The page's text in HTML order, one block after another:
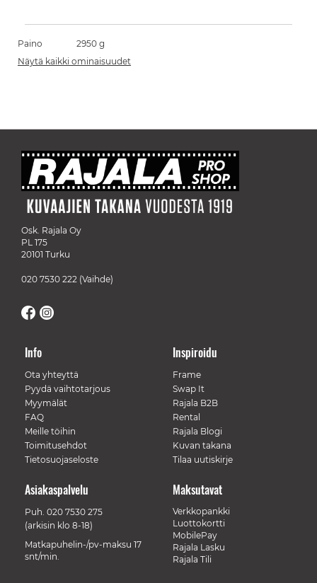
Paino
2950 g
Näytä kaikki ominaisuudet
Osk. Rajala Oy
PL 175
20101 Turku
020 7530 222 (Vaihde)
Info
Ota yhteyttä
Pyydä vaihtotarjous
Myymälät
FAQ
Meille töihin
Toimitusehdot
Tietosuojaseloste
Inspiroidu
Frame
Swap It
Rajala B2B
Rental
Rajala Blogi
Kuvan takana
Tilaa uutiskirje
Maksutavat
Verkkopankki
Luottokortti
MobilePay
Rajala Lasku
Rajala Tili
Asiakaspalvelu
Puh. 020 7530 275
(arkisin klo 8-18)
Matkapuhelin-/pv-maksu 17
snt/min.